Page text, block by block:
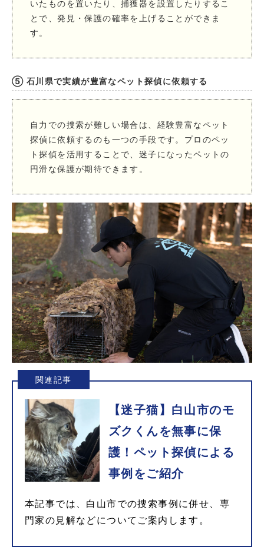
いたものを置いたり、捕獲器を設置したりするこ
とで、発見・保護の確率を上げることができま
す。
⑤ 石川県で実績が豊富なペット探偵に依頼する
自力での捜索が難しい場合は、経験豊富なペット
探偵に依頼するのも一つの手段です。プロのペッ
ト探偵を活用することで、迷子になったペットの
円滑な保護が期待できます。
関連記事
【迷子猫】白山市のモ
ズクくんを無事に保
護！ペット探偵による
事例をご紹介
本記事では、白山市での捜索事例に併せ、専
門家の見解などについてご案内します。